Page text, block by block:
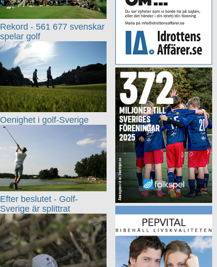
Rekord - 561 677 svenskar
spelar golf
Oenighet i golf-Sverige
Efter beslutet - Golf-
Sverige är splittrat